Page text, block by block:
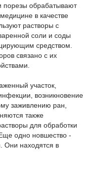
порезы обрабатывают
в качестве
растворы с
соли и соды
средством.
связано с их
участок,
возникновение
заживлению ран,
также
для обработки
одно новшество -
Они находятся в